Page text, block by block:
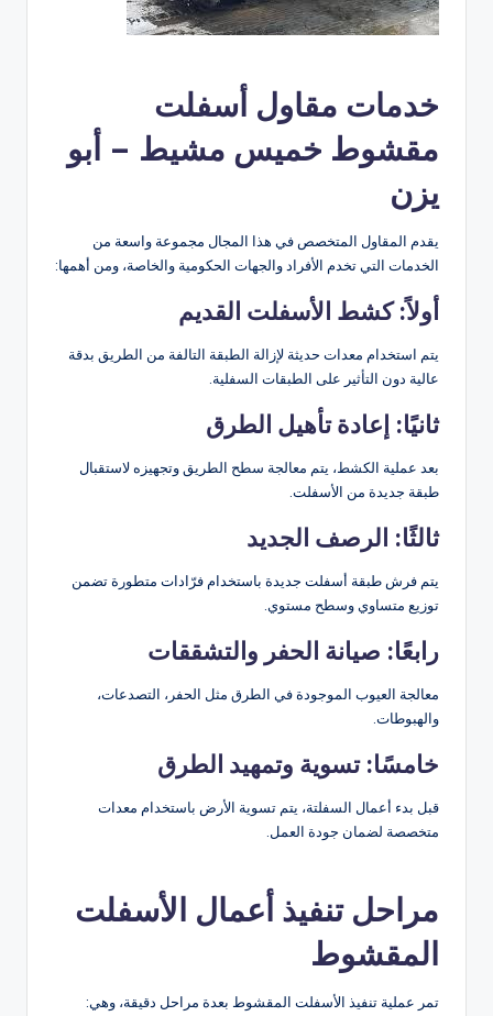
خدمات مقاول أسفلت
مقشوط خميس مشيط – أبو
يزن
يقدم المقاول المتخصص في هذا المجال مجموعة واسعة من
الخدمات التي تخدم الأفراد والجهات الحكومية والخاصة، ومن أهمها:
أولاً: كشط الأسفلت القديم
يتم استخدام معدات حديثة لإزالة الطبقة التالفة من الطريق بدقة
عالية دون التأثير على الطبقات السفلية.
ثانيًا: إعادة تأهيل الطرق
بعد عملية الكشط، يتم معالجة سطح الطريق وتجهيزه لاستقبال
طبقة جديدة من الأسفلت.
ثالثًا: الرصف الجديد
يتم فرش طبقة أسفلت جديدة باستخدام فرّادات متطورة تضمن
توزيع متساوي وسطح مستوي.
رابعًا: صيانة الحفر والتشققات
معالجة العيوب الموجودة في الطرق مثل الحفر، التصدعات،
والهبوطات.
خامسًا: تسوية وتمهيد الطرق
قبل بدء أعمال السفلتة، يتم تسوية الأرض باستخدام معدات
متخصصة لضمان جودة العمل.
مراحل تنفيذ أعمال الأسفلت
المقشوط
تمر عملية تنفيذ الأسفلت المقشوط بعدة مراحل دقيقة، وهي: